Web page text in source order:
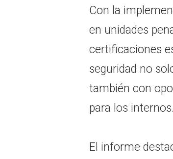
Con la
en unidades
certificaciones
seguridad no
también con
para los internos.
El informe